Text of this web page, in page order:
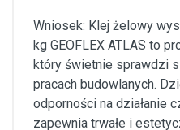
Wniosek: Klej żelowy
kg GEOFLEX ATLAS to
który świetnie sprawdzi
pracach budowlanych.
odporności na działanie
zapewnia trwałe i